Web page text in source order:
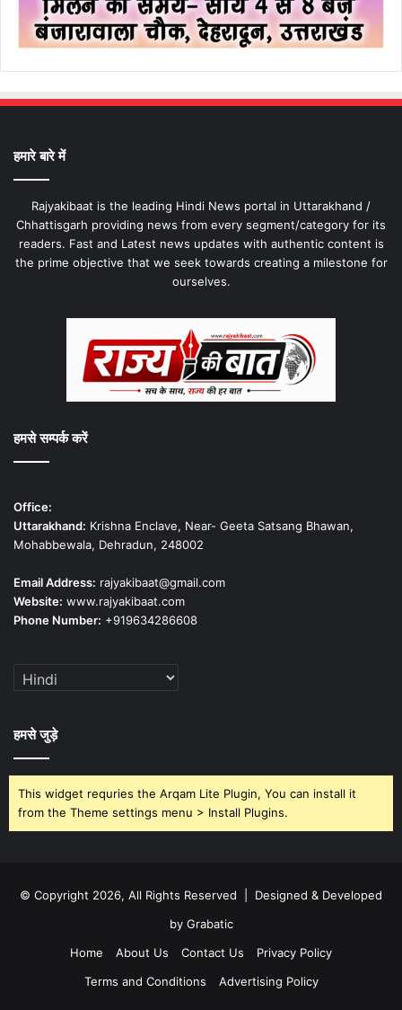
हमारे बारे में
Rajyakibaat is the leading Hindi News portal in Uttarakhand /
Chhattisgarh providing news from every segment/category for its
readers. Fast and Latest news updates with authentic content is
the prime objective that we seek towards creating a milestone for
ourselves.
हमसे सम्पर्क करें
Office:
Uttarakhand: Krishna Enclave, Near- Geeta Satsang Bhawan,
Mohabbewala, Dehradun, 248002
Email Address: rajyakibaat@gmail.com
Website: www.rajyakibaat.com
Phone Number: +919634286608
हमसे जुड़े
This widget requries the Arqam Lite Plugin, You can install it
from the Theme settings menu > Install Plugins.
© Copyright 2026, All Rights Reserved | Designed & Developed
by Grabatic
Home
About Us Contact Us
Privacy Policy
Terms and Conditions
Advertising Policy